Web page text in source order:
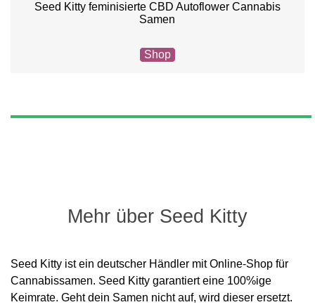
Seed Kitty feminisierte CBD Autoflower Cannabis
Samen
Shop
Mehr über Seed Kitty
Seed Kitty ist ein deutscher Händler mit Online-Shop für
Cannabissamen. Seed Kitty garantiert eine 100%ige
Keimrate. Geht dein Samen nicht auf, wird dieser ersetzt.